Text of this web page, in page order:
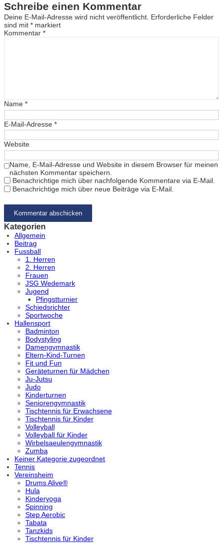
Schreibe einen Kommentar
Deine E-Mail-Adresse wird nicht veröffentlicht. Erforderliche Felder
sind mit * markiert
Kommentar *
Name *
E-Mail-Adresse *
Website
Name, E-Mail-Adresse und Website in diesem Browser für meinen
nächsten Kommentar speichern.
Benachrichtige mich über nachfolgende Kommentare via E-Mail.
Benachrichtige mich über neue Beiträge via E-Mail.
Kategorien
Allgemein
Beitrag
Fussball
1. Herren
2. Herren
Frauen
JSG Wedemark
Jugend
Pfingstturnier
Schiedsrichter
Sportwoche
Hallensport
Badminton
Bodystyling
Damengymnastik
Eltern-Kind-Turnen
Fit und Fun
Geräteturnen für Mädchen
Ju-Jutsu
Judo
Kinderturnen
Seniorengymnastik
Tischtennis für Erwachsene
Tischtennis für Kinder
Volleyball
Volleyball für Kinder
Wirbelsaeulengymnastik
Zumba
Keiner Kategorie zugeordnet
Tennis
Vereinsheim
Drums Alive®
Hula
Kinderyoga
Spinning
Step Aerobic
Tabata
Tanzkids
Tischtennis für Kinder